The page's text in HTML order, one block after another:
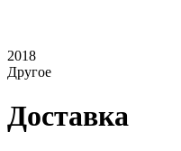
2018
Другое
Доставка